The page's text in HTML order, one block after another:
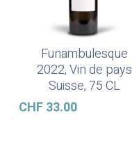
Ajouter Au Panier
Funambulesque
2022, Vin de pays
Suisse, 75 CL
CHF33.00